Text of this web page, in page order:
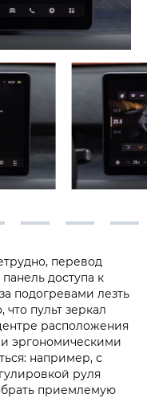
перевод
доступа к
подогревами лезть
пульт зеркал
расположения
эргономическими
например, с
руля
приемлемую